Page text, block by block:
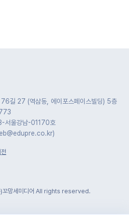
길 27 (역삼동, 에이포스페이스빌딩) 5층
서울강남-01170호
망세미디어 All rights reserved.